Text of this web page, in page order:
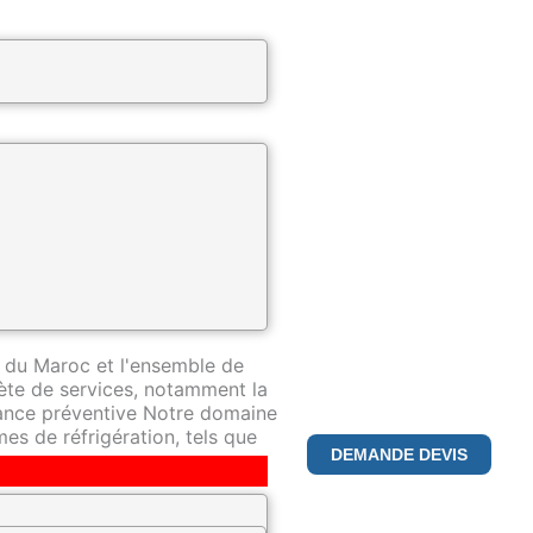
DEMANDE DEVIS
spécialisée dans la
Maroc et l'ensemble de
de services, notamment la
préventive Notre domaine
de réfrigération, tels que